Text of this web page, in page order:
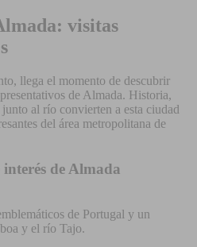
visitas
llega el momento de descubrir
de Almada. Historia,
al río convierten a esta ciudad
del área metropolitana de
de Almada
de Portugal y un
y el río Tajo.